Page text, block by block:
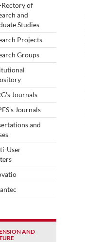
of
and
Studies
Projects
Groups
Journals
Journals
and
User
AND